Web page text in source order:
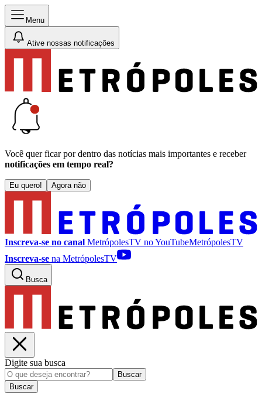
Menu
Ative nossas notificações
Você quer ficar por dentro das notícias mais importantes e receber
notificações em tempo real?
Eu quero! Agora não
Inscreva-se no canal MetrópolesTV noYouTubeMetrópolesTV
Inscreva-se na MetrópolesTV
Busca
Digite sua busca
Buscar
Buscar